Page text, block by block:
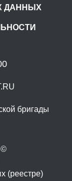
ДАННЫХ
бригады
©
(реестре)